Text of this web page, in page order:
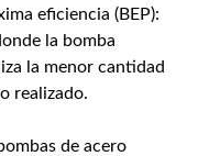
eficiencia (BEP):
la bomba
la menor cantidad
realizado.
de acero